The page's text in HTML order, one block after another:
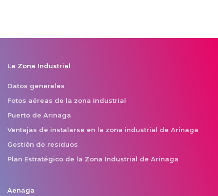
La Zona Industrial
Datos generales
Fotos aéreas de la zona industrial
Puerto de Arinaga
Ventajas de instalarse en la zona industrial de Arinaga
Gestión de residuos
Plan Estratégico de la Zona Industrial de Arinaga
Aenaga